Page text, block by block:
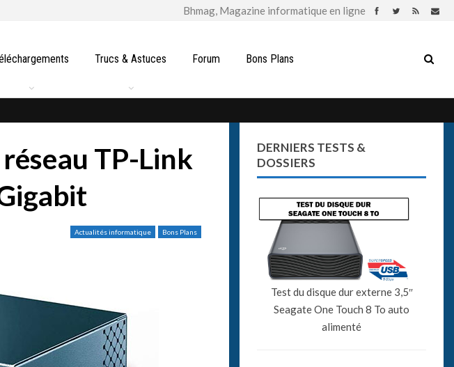
Trucs & Astuces Forum Bons Plans
TP-Link
Actualités informatique Bons Plans
DERNIERS TESTS &
DOSSIERS
Test du disque dur externe 3,5″
Seagate One Touch 8 To auto
alimenté